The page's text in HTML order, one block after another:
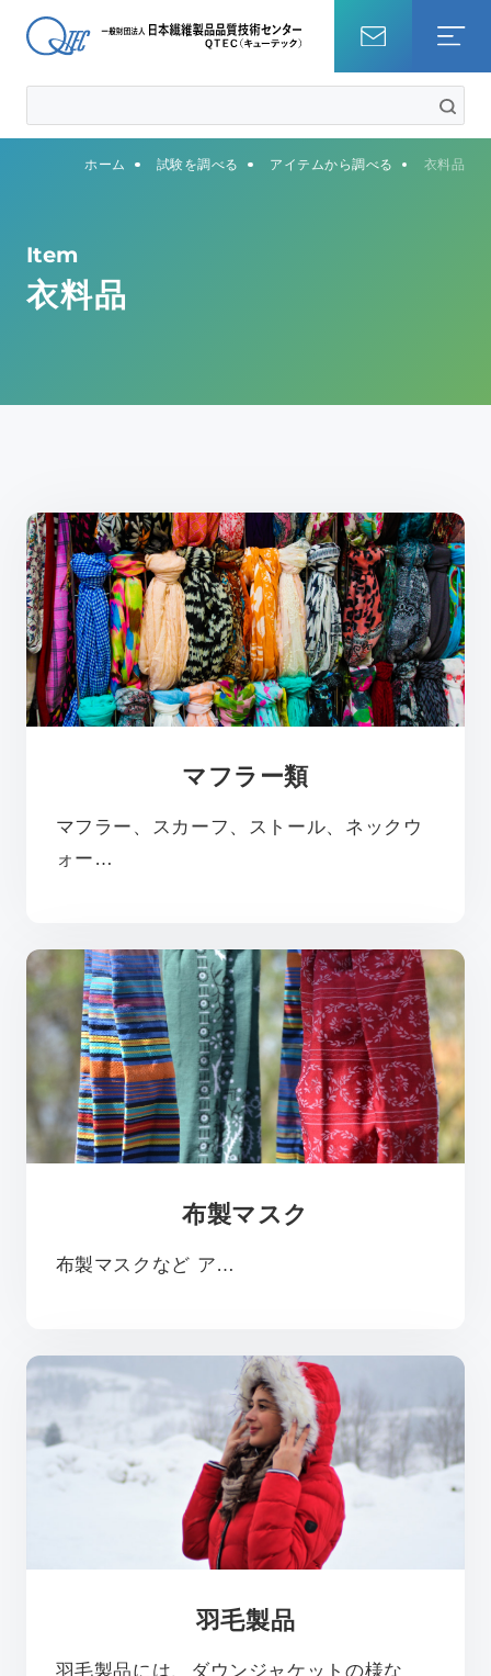
JA / EN
試験を調べる
QTECについて
新着情報
アクセス
ホーム 試験を調べる アイテムから調べる 衣料品
Item
衣料品
マフラー類
マフラー、スカーフ、ストール、ネックウ
ォー…
布製マスク
布製マスクなど ア…
羽毛製品
羽毛製品には、ダウンジャケットの様な